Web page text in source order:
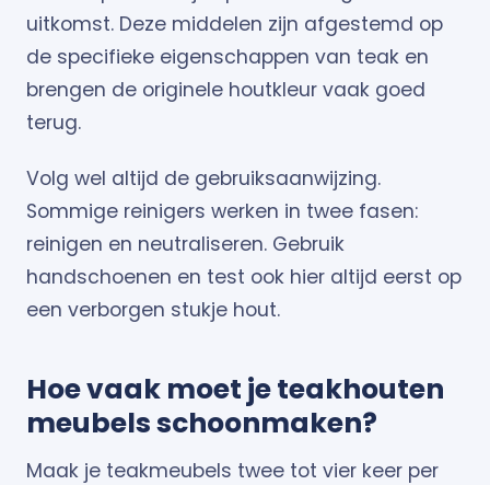
uitkomst. Deze middelen zijn afgestemd op
de specifieke eigenschappen van teak en
brengen de originele houtkleur vaak goed
terug.
Volg wel altijd de gebruiksaanwijzing.
Sommige reinigers werken in twee fasen:
reinigen en neutraliseren. Gebruik
handschoenen en test ook hier altijd eerst op
een verborgen stukje hout.
Hoe vaak moet je teakhouten
meubels schoonmaken?
Maak je teakmeubels twee tot vier keer per